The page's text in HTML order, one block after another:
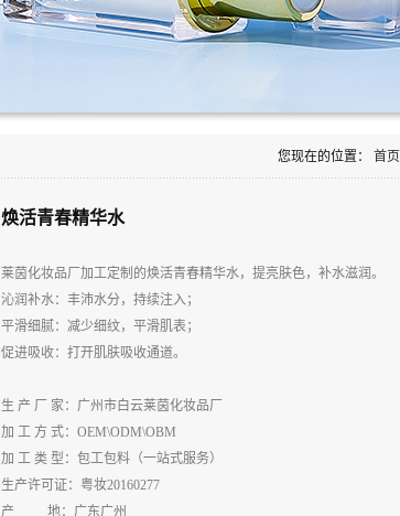
您现在的位置： 首页
焕活青春精华水
莱茵化妆品厂加工定制的焕活青春精华水，提亮肤色，补水滋润。
沁润补水：丰沛水分，持续注入；
平滑细腻：减少细纹，平滑肌表；
促进吸收：打开肌肤吸收通道。
生 产 厂
家：广州市白云莱茵化妆品厂
加 工 方 式： OEM\ODM\OBM
加 工 类 型：包工包料（一站式服务）
生产许可 证：粤妆20160277
产
地：广东广州